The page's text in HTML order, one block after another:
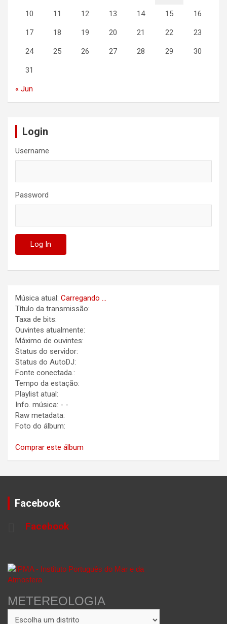
10 11 12 13 14 15 16
17 18 19 20 21 22 23
24 25 26 27 28 29 30
31
« Jun
Login
Username
Password
Música atual: Carregando ...
Título da transmissão:
Taxa de bits:
Ouvintes atualmente:
Máximo de ouvintes:
Status do servidor:
Status do AutoDJ:
Fonte conectada.:
Tempo da estação:
Playlist atual:
Info. música: - -
Raw metadata:
Foto do álbum:
Comprar este álbum
Facebook
Facebook
METEREOLOGIA